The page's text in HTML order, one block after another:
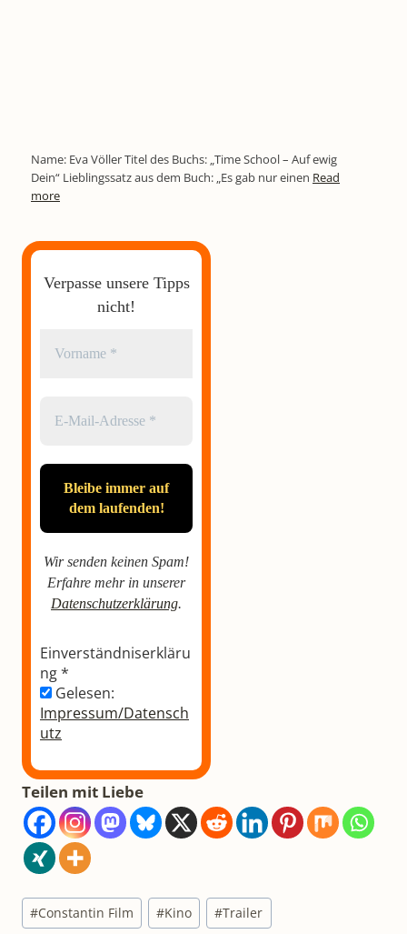
Name: Eva Völler Titel des Buchs: „Time School – Auf ewig
Dein“ Lieblingssatz aus dem Buch: „Es gab nur einen Read
more
Verpasse unsere Tipps
nicht!
Wir senden keinen Spam!
Erfahre mehr in unserer
Datenschutzerklärung.
Einverständniserkläru
ng*
Gelesen:
Impressum/Datensch
utz
Teilen mit Liebe
Schlagworte:
#Constantin Film #Kino #Trailer